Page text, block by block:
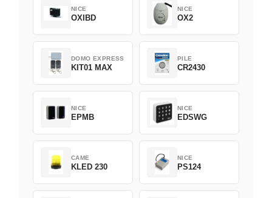
NICE
OXIBD
NICE
OX2
DOMO EXPRESS
KIT01 MAX
PILE
CR2430
NICE
EPMB
NICE
EDSWG
CAME
KLED 230
NICE
PS124